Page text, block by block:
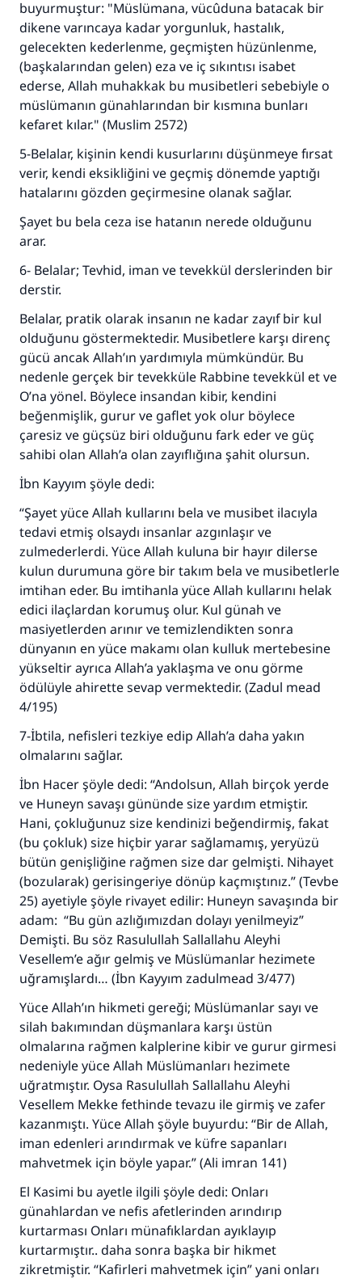
buyurmuştur: "Müslümana, vücûduna batacak bir
dikene varıncaya kadar yorgunluk, hastalık,
gelecekten kederlenme, geçmişten hüzünlenme,
(başkalarından gelen) eza ve iç sıkıntısı isabet
ederse, Allah muhakkak bu musibetleri sebebiyle o
müslümanın günahlarından bir kısmına bunları
kefaret kılar." (Muslim 2572)
5-Belalar, kişinin kendi kusurlarını düşünmeye fırsat
verir, kendi eksikliğini ve geçmiş dönemde yaptığı
hatalarını gözden geçirmesine olanak sağlar.
Şayet bu bela ceza ise hatanın nerede olduğunu
arar.
6- Belalar; Tevhid, iman ve tevekkül derslerinden bir
derstir.
Belalar, pratik olarak insanın ne kadar zayıf bir kul
olduğunu göstermektedir. Musibetlere karşı direnç
gücü ancak Allah’ın yardımıyla mümkündür. Bu
nedenle gerçek bir tevekküle Rabbine tevekkül et ve
O’na yönel. Böylece insandan kibir, kendini
beğenmişlik, gurur ve gaflet yok olur böylece
çaresiz ve güçsüz biri olduğunu fark eder ve güç
sahibi olan Allah’a olan zayıflığına şahit olursun.
İbn Kayyım şöyle dedi:
“Şayet yüce Allah kullarını bela ve musibet ilacıyla
tedavi etmiş olsaydı insanlar azgınlaşır ve
zulmederlerdi. Yüce Allah kuluna bir hayır dilerse
kulun durumuna göre bir takım bela ve musibetlerle
imtihan eder. Bu imtihanla yüce Allah kullarını helak
edici ilaçlardan korumuş olur. Kul günah ve
masiyetlerden arınır ve temizlendikten sonra
dünyanın en yüce makamı olan kulluk mertebesine
yükseltir ayrıca Allah’a yaklaşma ve onu görme
ödülüyle ahirette sevap vermektedir. (Zadul mead
4/195)
7-İbtila, nefisleri tezkiye edip Allah’a daha yakın
olmalarını sağlar.
İbn Hacer şöyle dedi: “Andolsun, Allah birçok yerde
ve Huneyn savaşı gününde size yardım etmiştir.
Hani, çokluğunuz size kendinizi beğendirmiş, fakat
(bu çokluk) size hiçbir yarar sağlamamış, yeryüzü
bütün genişliğine rağmen size dar gelmişti. Nihayet
(bozularak) gerisingeriye dönüp kaçmıştınız.” (Tevbe
25) ayetiyle şöyle rivayet edilir: Huneyn savaşında bir
adam: “Bu gün azlığımızdan dolayı yenilmeyiz”
Demişti. Bu söz Rasulullah Sallallahu Aleyhi
Vesellem’e ağır gelmiş ve Müslümanlar hezimete
uğramışlardı… (İbn Kayyım zadulmead 3/477)
Yüce Allah’ın hikmeti gereği; Müslümanlar sayı ve
silah bakımından düşmanlara karşı üstün
olmalarına rağmen kalplerine kibir ve gurur girmesi
nedeniyle yüce Allah Müslümanları hezimete
uğratmıştır. Oysa Rasulullah Sallallahu Aleyhi
Vesellem Mekke fethinde tevazu ile girmiş ve zafer
kazanmıştı. Yüce Allah şöyle buyurdu: “Bir de Allah,
iman edenleri arındırmak ve küfre sapanları
mahvetmek için böyle yapar.” (Ali imran 141)
El Kasimi bu ayetle ilgili şöyle dedi: Onları
günahlardan ve nefis afetlerinden arındırıp
kurtarması Onları münafıklardan ayıklayıp
kurtarmıştır.. daha sonra başka bir hikmet
zikretmiştir. “Kafirleri mahvetmek için” yani onları